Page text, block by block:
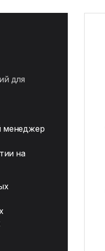
для
менеджер
на